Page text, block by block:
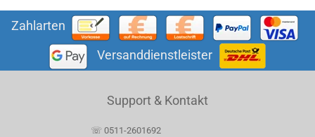
Zahlarten
Versanddienstleister
Support & Kontakt
☏ 0511-2601692